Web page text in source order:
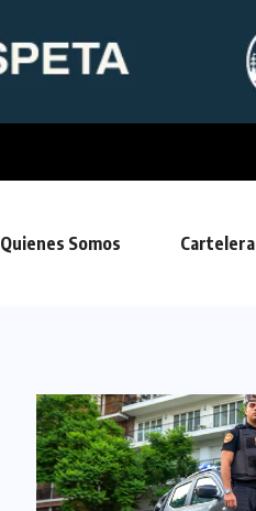
Quienes Somos Cartelera